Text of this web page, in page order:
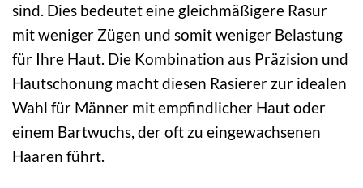
sind. Dies bedeutet eine gleichmäßigere Rasur
mit weniger Zügen und somit weniger Belastung
für Ihre Haut. Die Kombination aus Präzision und
Hautschonung macht diesen Rasierer zur idealen
Wahl für Männer mit empfindlicher Haut oder
einem Bartwuchs, der oft zu eingewachsenen
Haaren führt.